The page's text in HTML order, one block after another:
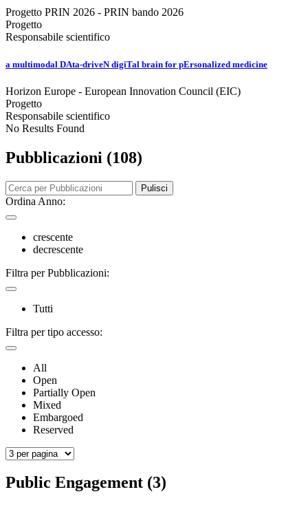
Progetto PRIN 2026 - PRIN bando 2026
Progetto
Responsabile scientifico
a multimodal DAta-driveN digiTal brain for pErsonalized medicine
Horizon Europe - European Innovation Council (EIC)
Progetto
Responsabile scientifico
No Results Found
Pubblicazioni (108)
Pulisci
Ordina Anno:
crescente
decrescente
Filtra per Pubblicazioni:
Tutti
Filtra per tipo accesso:
All
Open
Partially Open
Mixed
Embargoed
Reserved
Public Engagement (3)